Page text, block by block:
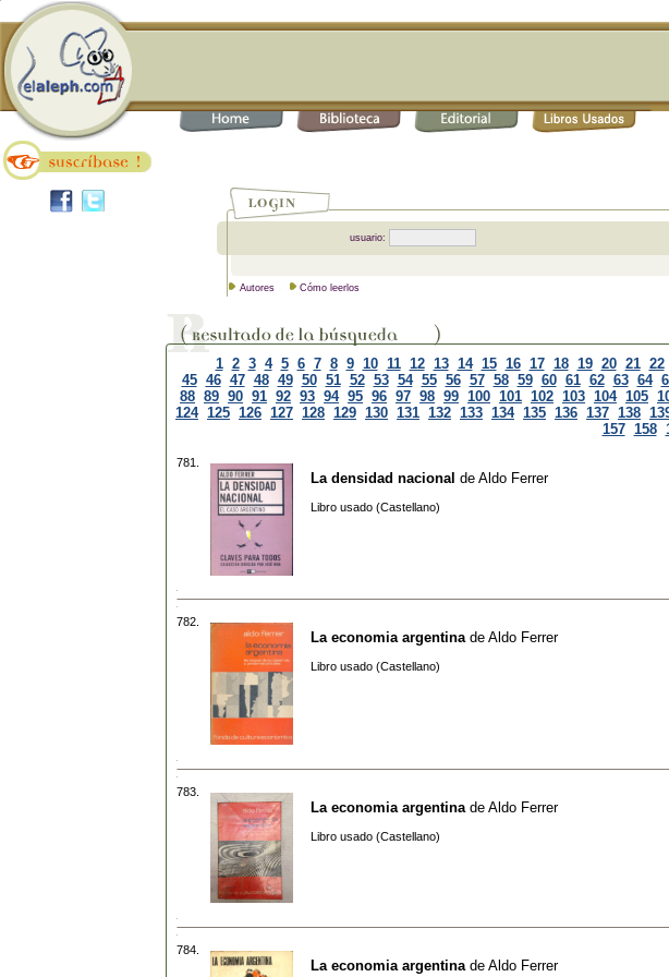
usuario:
Autores Cómo leerlos
1 2 3 4 5 6 7 8 9 10 11 12 13 14 15 16 17 18 19 20 21 22
45 46 47 48 49 50 51 52 53 54 55 56 57 58 59 60 61 62 63 64
88 89 90 91 92 93 94 95 96 97 98 99 100 101 102 103 104 105
124 125 126 127 128 129 130 131 132 133 134 135 136 137 138
157 158
781.
La densidad nacional de Aldo Ferrer
Libro usado (Castellano)
782.
La economia argentina de Aldo Ferrer
Libro usado (Castellano)
783.
La economia argentina de Aldo Ferrer
Libro usado (Castellano)
784.
La economia argentina de Aldo Ferrer